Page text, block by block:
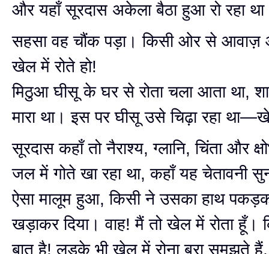
और यहाँ सूरदास अकेला बैठा हुआ रो रहा
सहसा वह चौंक पड़ा। किसी ओर से
खेल में रोते हो!
मिठुआ घीसू के घर से रोता चला आता था,
मारा था। इस पर घीसू उसे चिढ़ा रहा
सूरदास कहाँ तो नैराश्य, ग्लानि, चिंता और
जल में गोते खा रहा था, कहाँ यह चेतावनी
ऐसा मालूम हुआ, किसी ने उसका हाथ
खड़ाकर दिया। वाह! मैं तो खेल में रोता हूँ।
बात है! लड़के भी खेल में रोना बुरा समझते हैं,